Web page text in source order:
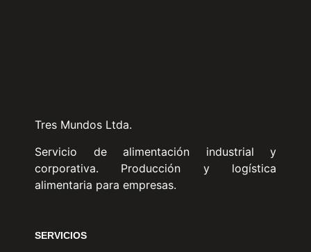
Tres Mundos Ltda.
Servicio de alimentación industrial y
corporativa. Producción y logística
alimentaria para empresas.
SERVICIOS